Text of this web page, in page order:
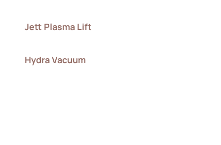
Jett Plasma Lift
Hydra Vacuum